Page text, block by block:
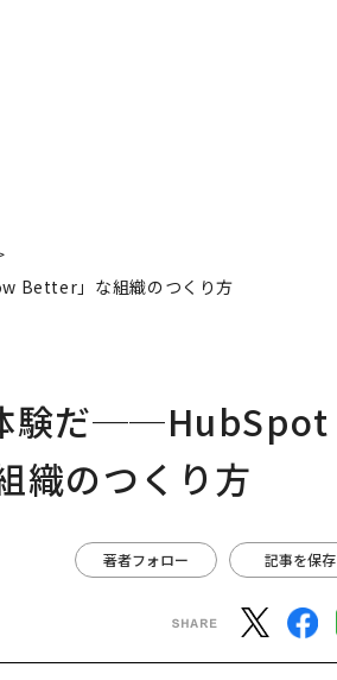
Better」な組織のつくり方
験だ──HubSpot
のつくり方
著者フォロー 記事を保存